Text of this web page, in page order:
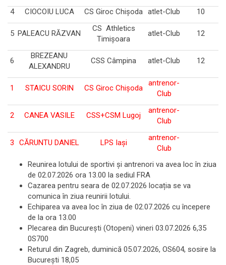
4 CIOCOIU LUCA CS Giroc Chișoda atlet-Club 10
5 PALEACU RĂZVAN
CS Athletics
Timișoara
atlet-Club 12
6
BREZEANU
ALEXANDRU
CSS Câmpina atlet-Club 12
1 STAICU SORIN CS Giroc Chișoda
antrenor-
Club
2 CANEA VASILE CSS+CSM Lugoj
antrenor-
Club
3 CĂRUNTU DANIEL LPS Iaşi
antrenor-
Club
Reunirea lotului de sportivi și antrenori va avea loc în ziua
de 02.07.2026 ora 13.00 la sediul FRA
Cazarea pentru seara de 02.07.2026 locația se va
comunica în ziua reunirii lotului.
Echiparea va avea loc în ziua de 02.07.2026 cu începere
de la ora 13.00
Plecarea din București (Otopeni) vineri 03.07.2026 6,35
0S700
Returul din Zagreb, duminică 05.07.2026, OS604, sosire la
București 18,05